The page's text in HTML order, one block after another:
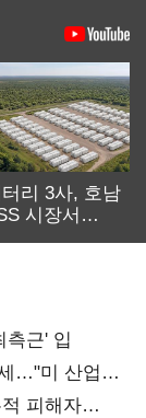
리 3사, 호남
시장서
근' 입
…"미 산업
피해자